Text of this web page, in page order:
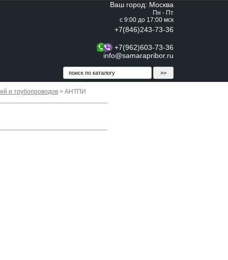
Ваш город: Москва
Пн - Пт
с 9:00 до 17:00 мск
+7(846)243-73-36
+7(962)603-73-36
info@samarapribor.ru
и трубопроводов > АНТПИ